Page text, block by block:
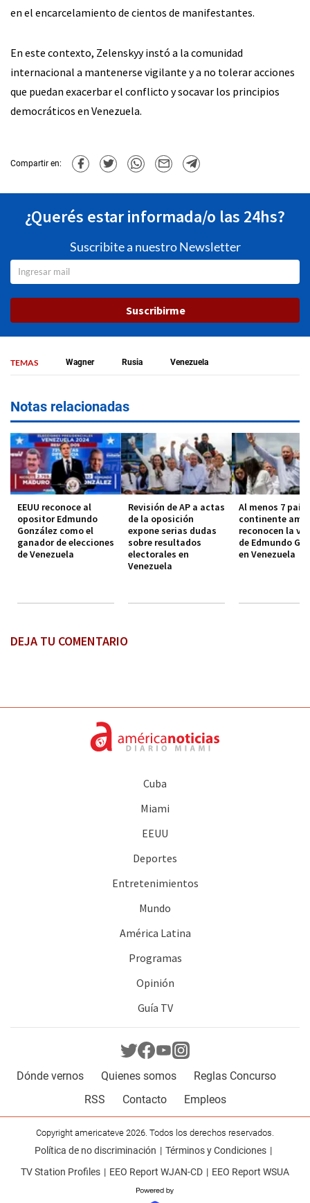
en el encarcelamiento de cientos de manifestantes.
En este contexto, Zelenskyy instó a la comunidad
internacional a mantenerse vigilante y a no tolerar acciones
que puedan exacerbar el conflicto y socavar los principios
democráticos en Venezuela.
Compartir en:
¿Querés estar informada/o las 24hs?
Suscribite a nuestro Newsletter
Suscribirme
TEMAS Wagner Rusia Venezuela
Notas relacionadas
EEUU reconoce al
opositor Edmundo
González como el
ganador de elecciones
de Venezuela
Revisión de AP a actas
de la oposición
expone serias dudas
sobre resultados
electorales en
Venezuela
Al menos 7
continente
reconocen la
de Edmundo
en Venezuela
DEJA TU COMENTARIO
Cuba
Miami
EEUU
Deportes
Entretenimientos
Mundo
América Latina
Programas
Opinión
Guía TV
Dónde vernos Quienes somos
Reglas Concurso
RSS
Contacto Empleos
Copyright americateve 2026. Todos los derechos reservados.
Política de no discriminación
Términos y Condiciones
TV Station Profiles
EEO Report WJAN-CD EEO Report WSUA